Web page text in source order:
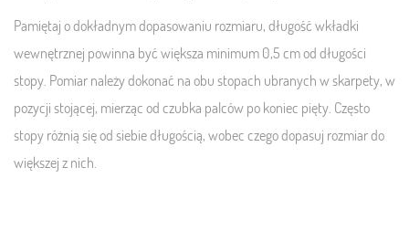
Pamiętaj o dokładnym dopasowaniu rozmiaru, długość wkładki
wewnętrznej powinna być większa minimum 0,5 cm od długości
stopy. Pomiar należy dokonać na obu stopach ubranych w skarpety, w
pozycji stojącej, mierząc od czubka palców po koniec pięty. Często
stopy różnią się od siebie długością, wobec czego dopasuj rozmiar do
większej z nich.